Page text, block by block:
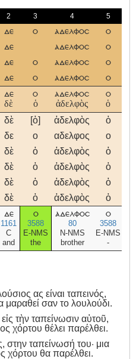
2 3 4 5
δε ο αδελφοσ ο
δε αδελφοσ ο
δε ο αδελφοσ ο
δε ο αδελφοσ ο
δε
δὲ
ο
ὁ
αδελφοσ
ἀδελφὸς
ο
ὁ
δὲ [ὁ] ἀδελφὸς ὁ
δε ο αδελφος ο
δὲ ὁ ἀδελφὸς ὁ
δὲ ὁ ἀδελφὸς ὁ
δὲ ὁ ἀδελφὸς ὁ
δὲ ὁ ἀδελφὸς ὁ
δε
1161
C
and
ο
3588
E-NMS
the
αδελφοσ
80
N-NMS
brother
ο
3588
E-NMS
-
ας είναι ταπεινός,
μαραθεί σαν το λουλούδι.
τὴν ταπείνωσιν αὑτοῦ,
χόρτου θέλει παρέλθει.
στην ταπείνωσή του· μια
χόρτου θα παρέλθει.